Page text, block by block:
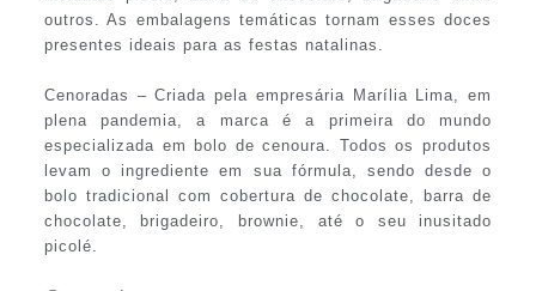
outros. As embalagens temáticas tornam esses doces
presentes ideais para as festas natalinas.
Cenoradas – Criada pela empresária Marília Lima, em
plena pandemia, a marca é a primeira do mundo
especializada em bolo de cenoura. Todos os produtos
levam o ingrediente em sua fórmula, sendo desde o
bolo tradicional com cobertura de chocolate, barra de
chocolate, brigadeiro, brownie, até o seu inusitado
picolé.